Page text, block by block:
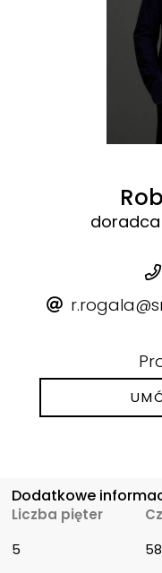
Dodatkowe
Liczba pięter
5